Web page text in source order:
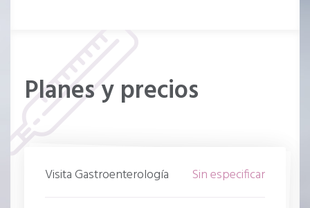
Planes y precios
Visita Gastroenterología Sin especificar